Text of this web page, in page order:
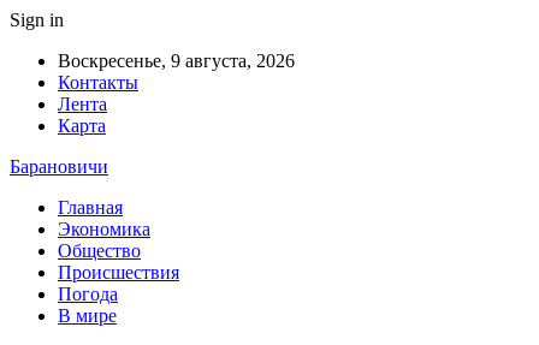
Sign in
Воскресенье, 9 августа, 2026
Контакты
Лента
Карта
Барановичи
Главная
Экономика
Общество
Происшествия
Погода
В мире